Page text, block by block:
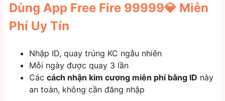
Dùng App Free Fire 99999💎 Miễn
Phí Uy Tín
Nhập ID, quay trúng KC ngẫu nhiên
Mỗi ngày được quay 3 lần
Các cách nhận kim cương miễn phí bằng ID này
an toàn, không cần đăng nhập